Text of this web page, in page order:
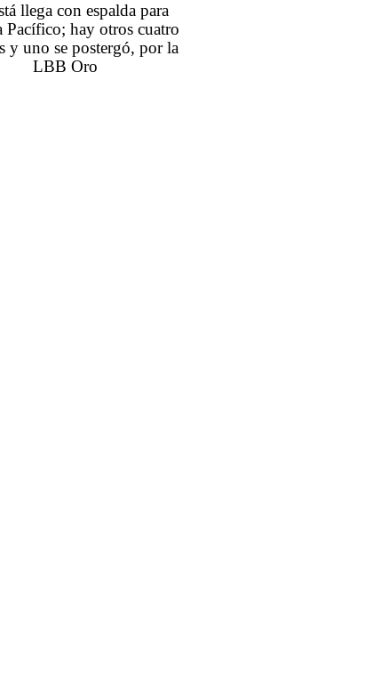
llega con espalda para
Pacífico; hay otros cuatro
y uno se postergó, por la
LBB Oro